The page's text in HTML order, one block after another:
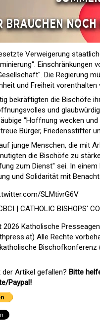
Verweigerung
Einschränkungen
Die Regierung
und Freiheit vorenthalten
bekräftigten die Bischöfe
und
"Hoffnung wecken
Bürger, Friedensstifter
junge Menschen, die mit
die Bischöfe zu
zum Dienst" sei. In
und Solidarität mit
SLMtivrG6V
| CATHOLIC BISHOPS'
2026 Katholische
Alle Rechte
der Artikel gefallen? Bitte
Paypal!